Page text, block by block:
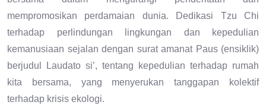
mempromosikan perdamaian dunia. Dedikasi Tzu Chi
terhadap perlindungan lingkungan dan kepedulian
kemanusiaan sejalan dengan surat amanat Paus (ensiklik)
berjudul Laudato si’, tentang kepedulian terhadap rumah
kita bersama, yang menyerukan tanggapan kolektif
terhadap krisis ekologi.